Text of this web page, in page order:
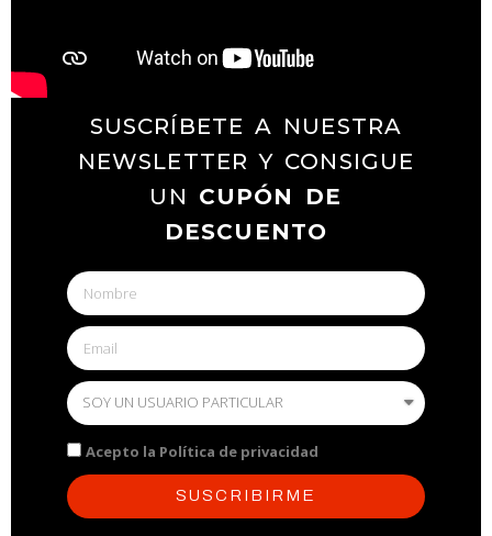
SUSCRÍBETE A NUESTRA
NEWSLETTER Y CONSIGUE
UN CUPÓN DE
DESCUENTO
Acepto la Política de privacidad
SUSCRIBIRME